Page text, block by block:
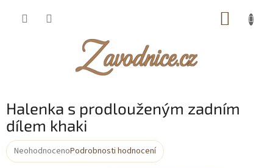
Halenka s prodlouženým zadním
dílem khaki
Průměrné
NeohodnocenoPodrobnosti hodnocení